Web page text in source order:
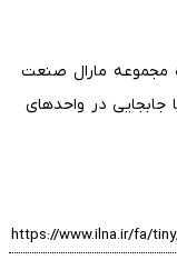
مجموعه مارال صنعت
جابجایی در واحد‌های